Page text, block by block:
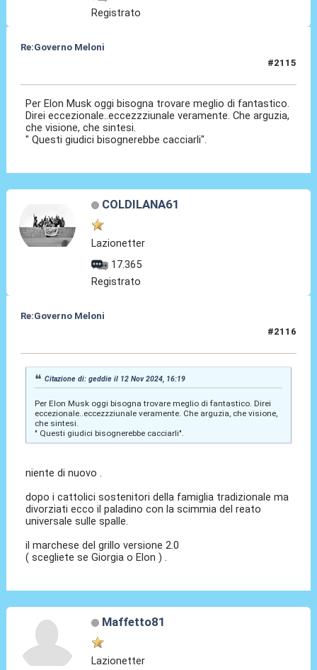
Registrato
Re:Governo Meloni
#2115
Per Elon Musk oggi bisogna trovare meglio di fantastico.
Direi eccezionale..eccezzziunale veramente. Che arguzia,
che visione, che sintesi.
" Questi giudici bisognerebbe cacciarli".
COLDILANA61
Lazionetter
17.365
Registrato
Re:Governo Meloni
#2116
Citazione di: geddie il 12 Nov 2024, 16:19
Per Elon Musk oggi bisogna trovare meglio di fantastico. Direi
eccezionale..eccezzziunale veramente. Che arguzia, che visione,
che sintesi.
" Questi giudici bisognerebbe cacciarli".
niente di nuovo .
dopo i cattolici sostenitori della famiglia tradizionale ma
divorziati ecco il paladino con la scimmia del reato
universale sulle spalle.
il marchese del grillo versione 2.0
( scegliete se Giorgia o Elon ) .
Maffetto81
Lazionetter